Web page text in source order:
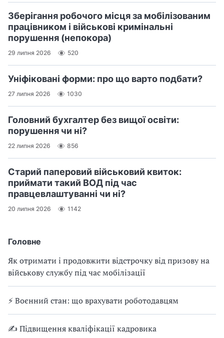
Головне
Як отримати і продовжити відстрочку від призову на
військову службу під час мобілізації
⚡ Воєнний стан: що врахувати роботодавцям
✍ Підвищення кваліфікації кадровика
Зберігання робочого місця за мобілізованим
працівником і військові кримінальні
порушення (непокора)
29 липня 2026 520
Уніфіковані форми: про що варто подбати?
27 липня 2026 1030
Головний бухгалтер без вищої освіти:
порушення чи ні?
22 липня 2026 856
Старий паперовий військовий квиток:
приймати такий ВОД під час
правцевлаштуванні чи ні?
20 липня 2026 1142